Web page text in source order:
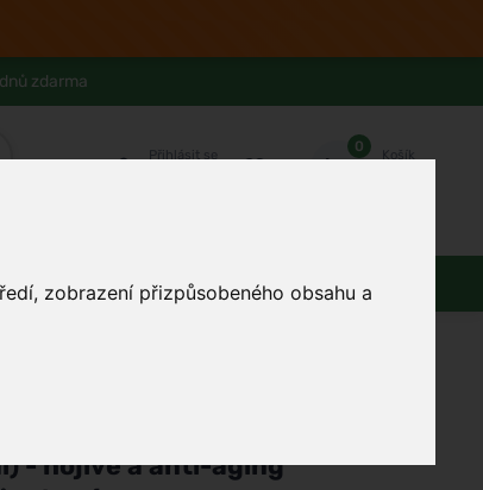
zobrazení přizpůsobeného obsahu a
zdarma
Přihlásit se
0
Košík
Dárky Obuv / oblečení
- hojivé a anti-aging